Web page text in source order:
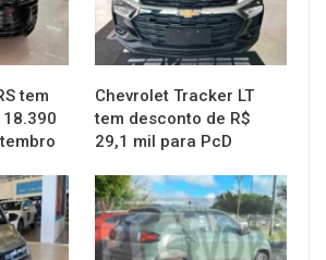
tem
Chevrolet Tracker LT
tem desconto de R$
29,1 mil para PcD
MUNDO AUTOMOTIVO